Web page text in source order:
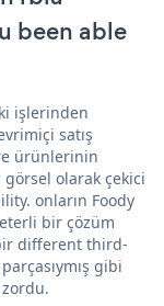
been able
işlerinden
satış
ürünlerinin
görsel olarak çekici
onların Foody
bir çözüm
different third-
gibi